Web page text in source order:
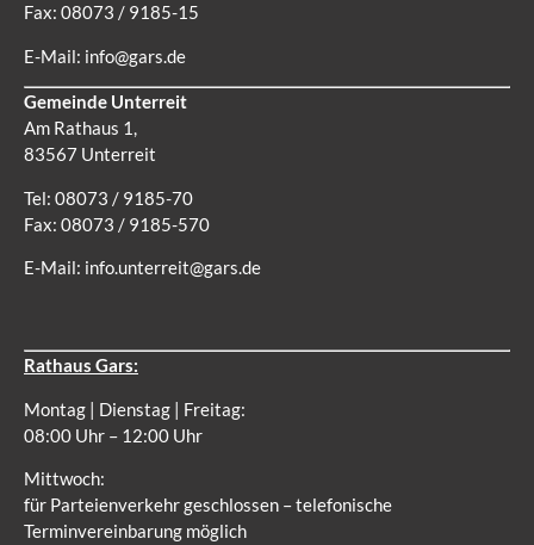
Fax: 08073 / 9185-15
E-Mail: info@gars.de
Gemeinde Unterreit
Am Rathaus 1,
83567 Unterreit
Tel: 08073 / 9185-70
Fax: 08073 / 9185-570
E-Mail: info.unterreit@gars.de
Rathaus Gars:
Montag | Dienstag | Freitag:
08:00 Uhr – 12:00 Uhr
Mittwoch:
für Parteienverkehr geschlossen – telefonische
Terminvereinbarung möglich